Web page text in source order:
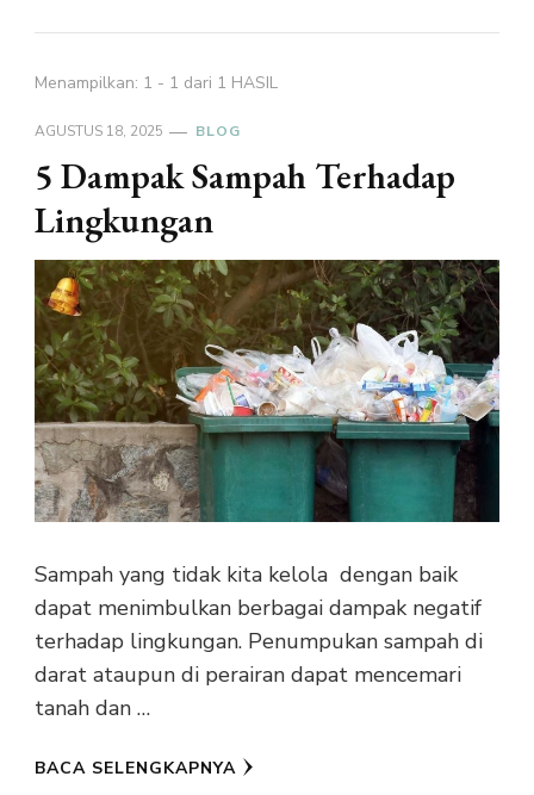
Menampilkan: 1 - 1 dari 1 HASIL
AGUSTUS 18, 2025 BLOG
5 Dampak Sampah Terhadap
Lingkungan
Sampah yang tidak kita kelola dengan baik
dapat menimbulkan berbagai dampak negatif
terhadap lingkungan. Penumpukan sampah di
darat ataupun di perairan dapat mencemari
tanah dan …
BACA SELENGKAPNYA